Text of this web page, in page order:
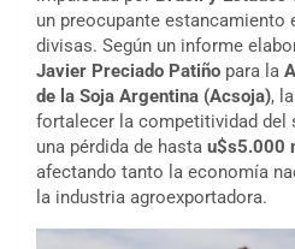
un preocupante estancamiento
divisas. Según un informe
Javier Preciado Patiño para la
de la Soja Argentina (Acsoja),
fortalecer la competitividad del
una pérdida de hasta u$s5.000
afectando tanto la economía
la industria agroexportadora.